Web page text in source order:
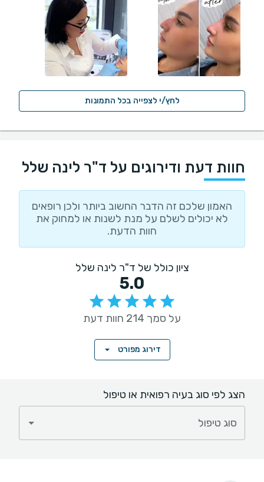
לחץ/י לצפייה בכל התמונות
חוות דעת ודירוגים על ד"ר לינה שלל
האמון שלכם זה הדבר החשוב ביותר ולכן רופאים
לא יכולים לשלם על מנת לשנות או למחוק את
חוות הדעת.
ציון כולל של ד"ר לינה שלל
5.0
על סמך 214 חוות דעת
דירוג מפורט
הצג לפי סוג בעיה רפואית או טיפול
סוג טיפול